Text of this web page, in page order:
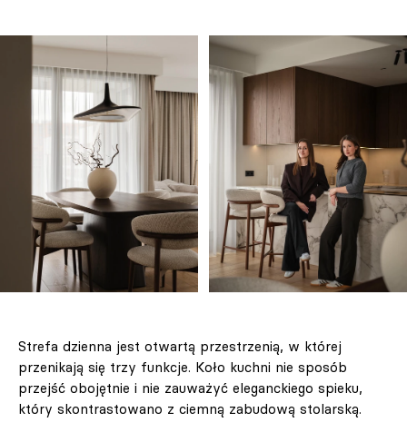
Strefa dzienna jest otwartą przestrzenią, w której
przenikają się trzy funkcje. Koło kuchni nie sposób
przejść obojętnie i nie zauważyć eleganckiego spieku,
który skontrastowano z ciemną zabudową stolarską.